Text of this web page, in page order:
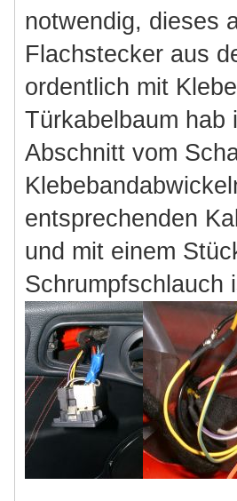
notwendig, dieses
Flachstecker aus
ordentlich mit
Türkabelbaum hab
Abschnitt vom
entsprechenden
und mit einem
Schrumpfschlauch